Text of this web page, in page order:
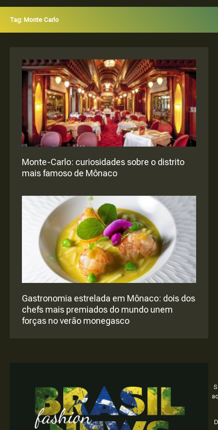
Tag: Monte Carlo
Monte-Carlo: curiosidades sobre o distrito
mais famoso de Mônaco
Gastronomia estrelada em Mônaco: dois dos
chefs mais premiados do mundo unem
forças no verão monegasco